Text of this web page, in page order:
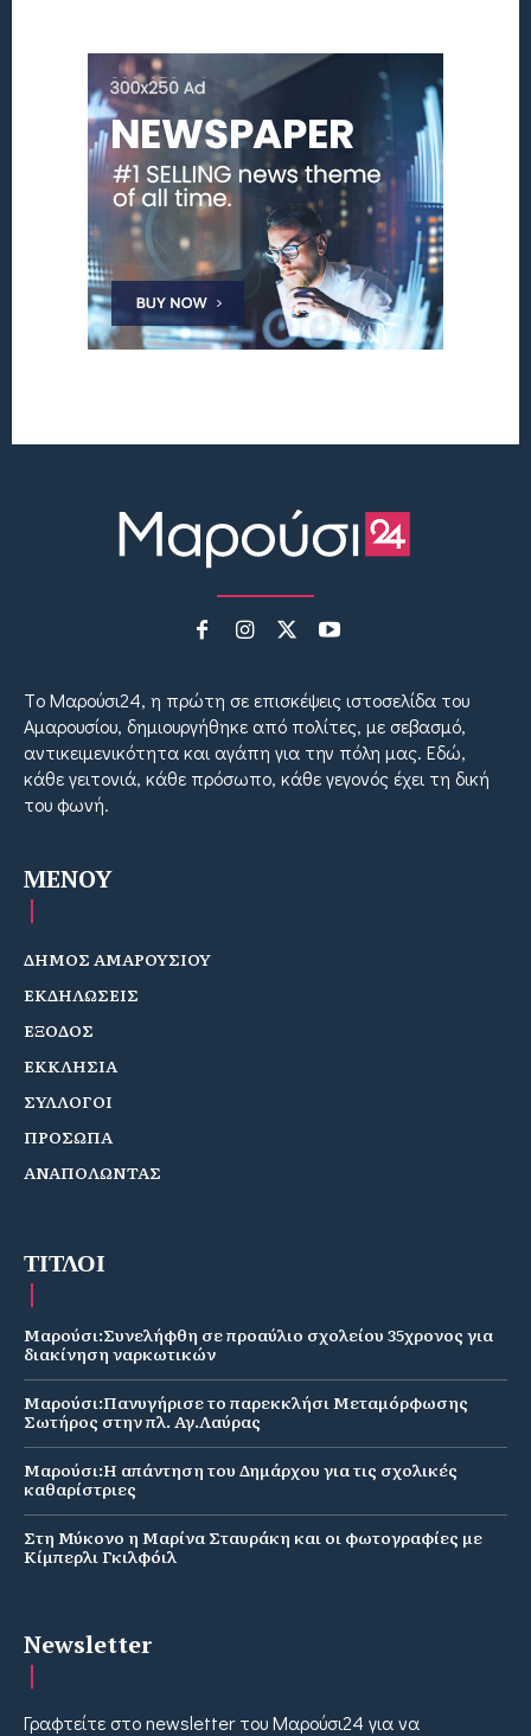
Tο Μαρούσι24, η πρώτη σε επισκέψεις ιστοσελίδα του
Αμαρουσίου, δημιουργήθηκε από πολίτες, με σεβασμό,
αντικειμενικότητα και αγάπη για την πόλη μας. Εδώ,
κάθε γειτονιά, κάθε πρόσωπο, κάθε γεγονός έχει τη δική
του φωνή.
MENOY
ΔΗΜΟΣ ΑΜΑΡΟΥΣΙΟΥ
ΕΚΔΗΛΩΣΕΙΣ
ΕΞΟΔΟΣ
ΕΚΚΛΗΣΙΑ
ΣΥΛΛΟΓΟΙ
ΠΡΟΣΩΠΑ
ΑΝΑΠΟΛΩΝΤΑΣ
ΤΙΤΛΟΙ
Μαρούσι:Συνελήφθη σε προαύλιο σχολείου 35χρονος για
διακίνηση ναρκωτικών
Μαρούσι:Πανυγήρισε το παρεκκλήσι Μεταμόρφωσης
Σωτήρος στην πλ. Αγ.Λαύρας
Μαρούσι:Η απάντηση του Δημάρχου για τις σχολικές
καθαρίστριες
Στη Μύκονο η Μαρίνα Σταυράκη και οι φωτογραφίες με
Κίμπερλι Γκιλφόιλ
Newsletter
Γραφτείτε στο newsletter του Μαρούσι24 για να